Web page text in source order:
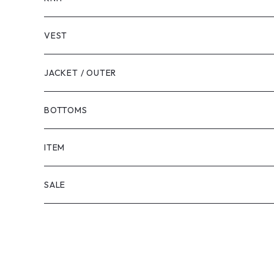
VEST
JACKET / OUTER
BOTTOMS
SHORTS
PANTS
ITEM
SALE